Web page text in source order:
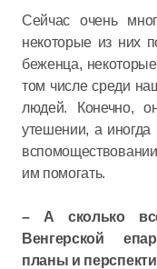
Сейчас очень
некоторые из них
беженца,
том числе среди
людей. Конечно,
утешении, а
им помогать.
– А сколько
Венгерской
планы и